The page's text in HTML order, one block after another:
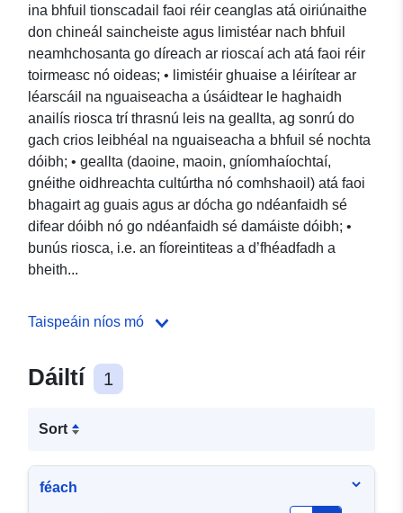
ina bhfuil tionscadail faoi réir ceanglas atá oiriúnaithe
don chineál saincheiste agus limistéar nach bhfuil
neamhchosanta go díreach ar rioscaí ach atá faoi réir
toirmeasc nó oideas; • limistéir ghuaise a léirítear ar
léarscáil na nguaiseacha a úsáidtear le haghaidh
anailís riosca trí thrasnú leis na geallta, ag sonrú do
gach crios leibhéal na nguaiseacha a bhfuil sé nochta
dóibh; • geallta (daoine, maoin, gníomhaíochtaí,
gnéithe oidhreachta cultúrtha nó comhshaoil) atá faoi
bhagairt ag guais agus ar dócha go ndéanfaidh sé
difear dóibh nó go ndéanfaidh sé damáiste dóibh; •
bunús riosca, i.e. an fíoreintiteas a d’fhéadfadh a
bheith...
Taispeáin níos mó
Dáiltí 1
Sort
féach